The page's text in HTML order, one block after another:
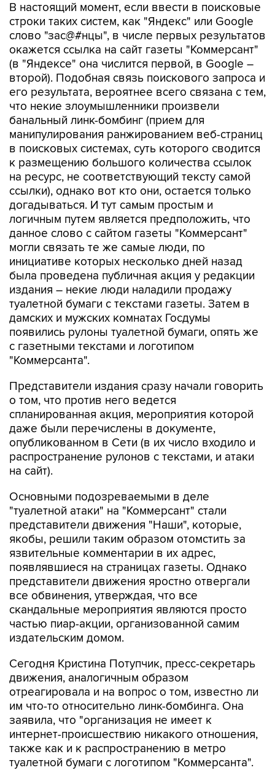
В настоящий момент, если ввести в поисковые
строки таких систем, как "Яндекс" или Google
слово "зас@#нцы", в числе первых результатов
окажется ссылка на сайт газеты "Коммерсант"
(в "Яндексе" она числится первой, в Google –
второй). Подобная связь поискового запроса и
его результата, вероятнее всего связана с тем,
что некие злоумышленники произвели
банальный линк-бомбинг (прием для
манипулирования ранжированием веб-страниц
в поисковых системах, суть которого сводится
к размещению большого количества ссылок
на ресурс, не соответствующий тексту самой
ссылки), однако вот кто они, остается только
догадываться. И тут самым простым и
логичным путем является предположить, что
данное слово с сайтом газеты "Коммерсант"
могли связать те же самые люди, по
инициативе которых несколько дней назад
была проведена публичная акция у редакции
издания – некие люди наладили продажу
туалетной бумаги с текстами газеты. Затем в
дамских и мужских комнатах Госдумы
появились рулоны туалетной бумаги, опять же
с газетными текстами и логотипом
"Коммерсанта".
Представители издания сразу начали говорить
о том, что против него ведется
спланированная акция, мероприятия которой
даже были перечислены в документе,
опубликованном в Сети (в их число входило и
распространение рулонов с текстами, и атаки
на сайт).
Основными подозреваемыми в деле
"туалетной атаки" на "Коммерсант" стали
представители движения "Наши", которые,
якобы, решили таким образом отомстить за
язвительные комментарии в их адрес,
появлявшиеся на страницах газеты. Однако
представители движения яростно отвергали
все обвинения, утверждая, что все
скандальные мероприятия являются просто
частью пиар-акции, организованной самим
издательским домом.
Сегодня Кристина Потупчик, пресс-секретарь
движения, аналогичным образом
отреагировала и на вопрос о том, известно ли
им что-то относительно линк-бомбинга. Она
заявила, что "организация не имеет к
интернет-происшествию никакого отношения,
также как и к распространению в метро
туалетной бумаги с логотипом "Коммерсанта".